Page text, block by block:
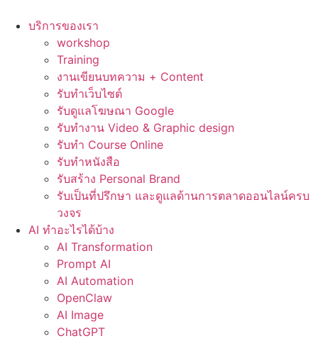
บริการของเรา
workshop
Training
งานเขียนบทความ + Content
รับทำเว็บไซต์
รับดูแลโฆษณา Google
รับทำงาน Video & Graphic design
รับทำ Course Online
รับทำหนังสือ
รับสร้าง Personal Brand
รับเป็นที่ปรึกษา และดูแลด้านการตลาดออนไลน์ครบ
วงจร
AI ทำอะไรได้บ้าง
AI Transformation
Prompt AI
AI Automation
OpenClaw
AI Image
ChatGPT